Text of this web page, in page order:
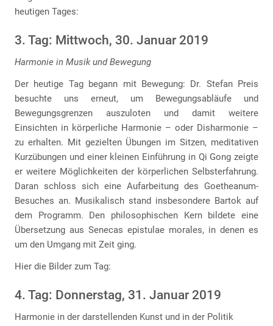
heutigen Tages:
3. Tag: Mittwoch, 30. Januar 2019
Harmonie in Musik und Bewegung
Der heutige Tag begann mit Bewegung: Dr. Stefan Preis
besuchte uns erneut, um Bewegungsabläufe und
Bewegungsgrenzen auszuloten und damit weitere
Einsichten in körperliche Harmonie – oder Disharmonie –
zu erhalten. Mit gezielten Übungen im Sitzen, meditativen
Kurzübungen und einer kleinen Einführung in Qi Gong zeigte
er weitere Möglichkeiten der körperlichen Selbsterfahrung.
Daran schloss sich eine Aufarbeitung des Goetheanum-
Besuches an. Musikalisch stand insbesondere Bartok auf
dem Programm. Den philosophischen Kern bildete eine
Übersetzung aus Senecas epistulae morales, in denen es
um den Umgang mit Zeit ging.
Hier die Bilder zum Tag:
4. Tag: Donnerstag, 31. Januar 2019
Harmonie in der darstellenden Kunst und in der Politik